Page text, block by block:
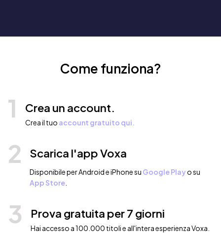
Come funziona?
1 Crea un account.
Crea il tuo account gratuito qui.
2 Scarica l'app Voxa
Disponibile per Android e iPhone su Google Playo su
App Store
3 Prova gratuita per 7 giorni
Hai accesso a 100.000 titoli e all'intera esperienza Voxa.